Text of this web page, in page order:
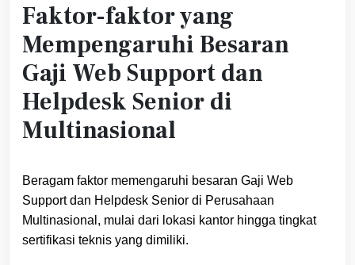
Faktor-faktor yang
Mempengaruhi Besaran
Gaji Web Support dan
Helpdesk Senior di
Multinasional
Beragam faktor memengaruhi besaran Gaji Web
Support dan Helpdesk Senior di Perusahaan
Multinasional, mulai dari lokasi kantor hingga tingkat
sertifikasi teknis yang dimiliki.